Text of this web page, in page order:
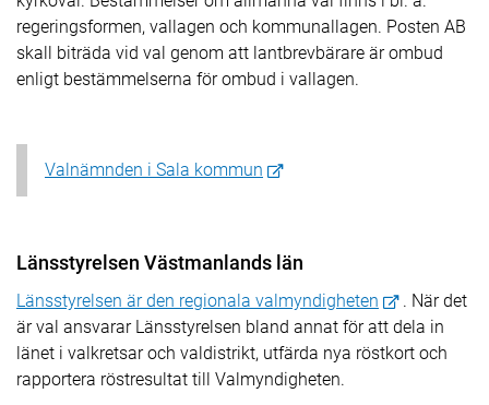
regeringsformen, vallagen och kommunallagen. Posten AB
skall biträda vid val genom att lantbrevbärare är ombud
enligt bestämmelserna för ombud i vallagen.
Valnämnden i Sala kommun
Länsstyrelsen Västmanlands län
Länsstyrelsen är den regionala valmyndigheten
. När det
är val ansvarar Länsstyrelsen bland annat för att dela in
länet i valkretsar och valdistrikt, utfärda nya röstkort och
rapportera röstresultat till Valmyndigheten.